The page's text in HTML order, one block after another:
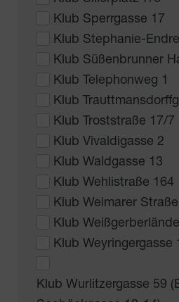
Klub Sperrgasse 17
Klub Stephanie-
Klub Süßenbrunner
Klub Telephonweg 1
Klub
Klub Troststraße 17/7
Klub Vivaldigasse 2
Klub Waldgasse 13
Klub Wehlistraße 164
Klub Weimarer
Klub
Klub Weyringergasse
Klub Wurlitzergasse 59